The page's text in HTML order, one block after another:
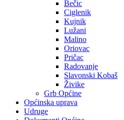
Bečic
Ciglenik
Kujnik
Lužani
Malino
Oriovac
Pričac
Radovanje
Slavonski Kobaš
Živike
Grb Općine
Općinska uprava
Udruge